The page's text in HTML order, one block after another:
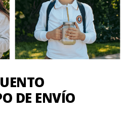
“Polera manga larga
DE ENVÍO